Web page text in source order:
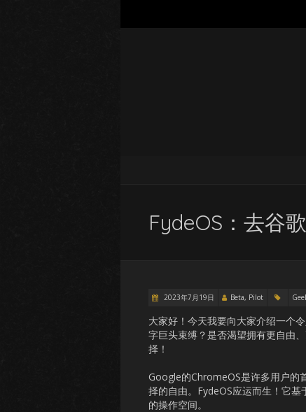
FydeOS：去谷
2023年7月19日 Beta, Pilot
大家好！今天我要向大家介绍一个
字巨头束缚？是否渴望拥有更自由
择！
Google的ChromeOS是许多用户的
择的自由。FydeOS应运而生！它
的操作空间。